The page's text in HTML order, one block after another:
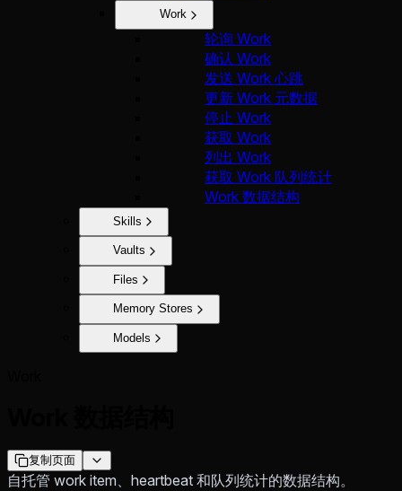
Work
轮询 Work
确认 Work
发送 Work 心跳
更新 Work 元数据
停止 Work
获取 Work
列出 Work
获取 Work 队列统计
Work 数据结构
Skills
Vaults
Files
Memory Stores
Models
复制页面
自托管 work item、heartbeat 和队列统计的数据结构。